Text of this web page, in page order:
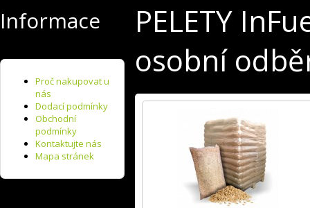
Informace
Proč nakupovat u
nás
Dodací podmínky
Obchodní
podmínky
Kontaktujte nás
Mapa stránek
PELETY
osobní